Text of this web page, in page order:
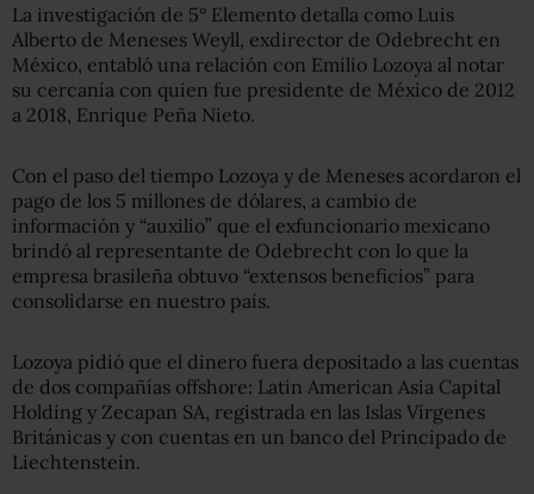
La investigación de 5° Elemento detalla como Luis
Alberto de Meneses Weyll, exdirector de Odebrecht en
México, entabló una relación con Emilio Lozoya al notar
su cercanía con quien fue presidente de México de 2012
a 2018, Enrique Peña Nieto.
Con el paso del tiempo Lozoya y de Meneses acordaron el
pago de los 5 millones de dólares, a cambio de
información y “auxilio” que el exfuncionario mexicano
brindó al representante de Odebrecht con lo que la
empresa brasileña obtuvo “extensos beneficios” para
consolidarse en nuestro país.
Lozoya pidió que el dinero fuera depositado a las cuentas
de dos compañías offshore: Latin American Asia Capital
Holding y Zecapan SA, registrada en las Islas Vírgenes
Británicas y con cuentas en un banco del Principado de
Liechtenstein.